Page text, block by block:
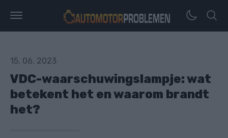
15. 06. 2023
VDC-waarschuwingslampje: wat
betekent het en waarom brandt
het?